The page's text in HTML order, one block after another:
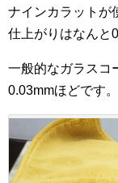
ナインカラットが
仕上がりはなんと
一般的なガラスコ
0.03mmほどです。